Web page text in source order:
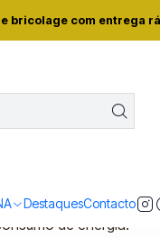
DestaquesContacto
bricolage com entrega
Lâmpada Avide
Avide
de energia.